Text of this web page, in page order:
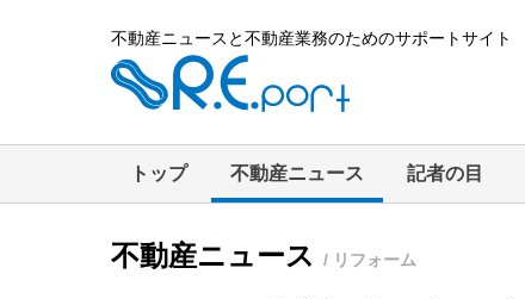
不動産ニュースと不動産業務のためのサポートサイト
トップ 不動産ニュース 記者の目
不動産ニュース / リフォーム